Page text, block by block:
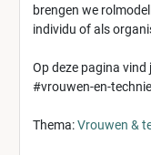
brengen we
individu of als
Op deze pagina vind
#vrouwen-en-
Thema:Vrouwen &